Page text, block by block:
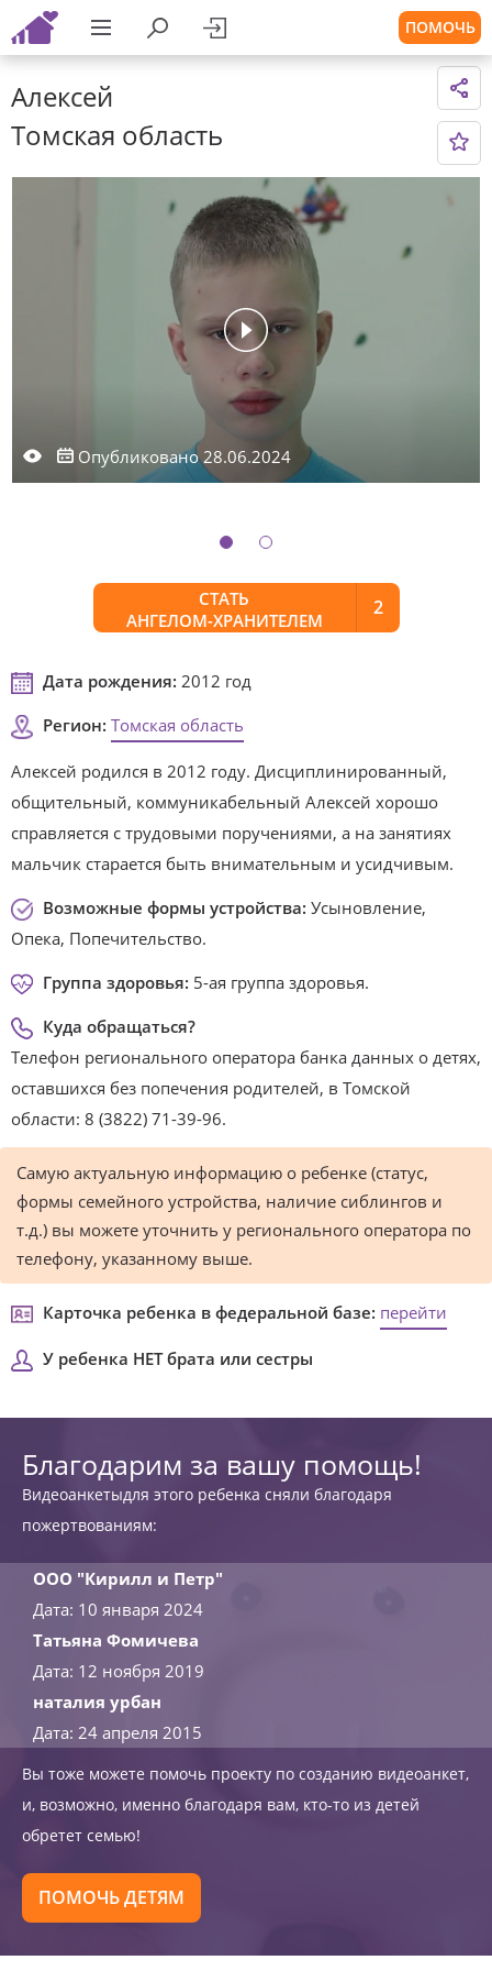
ПОМОЧЬ
Алексей
Томская область
Опубликовано 28.06.2024
СТАТЬ
АНГЕЛОМ-ХРАНИТЕЛЕМ
2
Дата рождения: 2012 год
Регион: Томская область
Алексей родился в 2012 году. Дисциплинированный,
общительный, коммуникабельный Алексей хорошо
справляется с трудовыми поручениями, а на занятиях
мальчик старается быть внимательным и усидчивым.
Возможные формы устройства: Усыновление,
Опека, Попечительство.
Группа здоровья: 5-ая группа здоровья.
Куда обращаться?
Телефон регионального оператора банка данных о детях,
оставшихся без попечения родителей, в Томской
области: 8 (3822) 71-39-96.
Самую актуальную информацию о ребенке (статус,
формы семейного устройства, наличие сиблингов и
т.д.) вы можете уточнить у регионального оператора по
телефону, указанному выше.
Карточка ребенка в федеральной базе: перейти
У ребенка НЕТ брата или сестры
Благодарим за вашу помощь!
Видеоанкетыдля этого ребенка сняли благодаря
пожертвованиям:
ООО "Кирилл и Петр"
Дата: 10 января 2024
Татьяна Фомичева
Дата: 12 ноября 2019
наталия урбан
Дата: 24 апреля 2015
Вы тоже можете помочь проекту по созданию видеоанкет,
и, возможно, именно благодаря вам, кто-то из детей
обретет семью!
ПОМОЧЬ ДЕТЯМ